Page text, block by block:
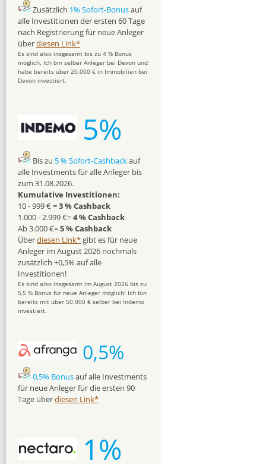
Zusätzlich 1% Sofort-Bonusauf
alle Investitionen der ersten 60 Tage
nach Registrierung für neue Anleger
überdiesen Link*
Es sind also insgesamt bis zu 4 % Bonus
möglich. Ich bin selber Anleger bei Devon und
habe bereits über 20.000 € in Immobilien bei
Devon investiert.
5%
Bis zu 5 % Sofort-Cashbackauf
alle Investments für alle Anleger bis
zum 31.08.2026.
Kumulative Investitionen:
10 - 999 € =3 % Cashback
1.000 - 2.999 €=4 % Cashback
Ab 3.000 €=5 % Cashback
Überdiesen Link* gibt es für neue
Anleger im August 2026 nochmals
zusätzlich +0,5% auf alle
Investitionen!
Es sind also insgesamt im August 2026 bis zu
5,5 % Bonus für neue Anleger möglich! Ich bin
bereits mit über 50.000 € selber bei Indemo
investiert.
0,5%
0,5% Bonusauf alle Investments
für neue Anleger für die ersten 90
Tage überdiesen Link*
1%